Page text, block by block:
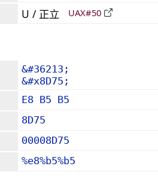
U / 正立 UAX#50
&#36213;
&#x8D75;
E8 B5 B5
8D75
00008D75
%e8%b5%b5